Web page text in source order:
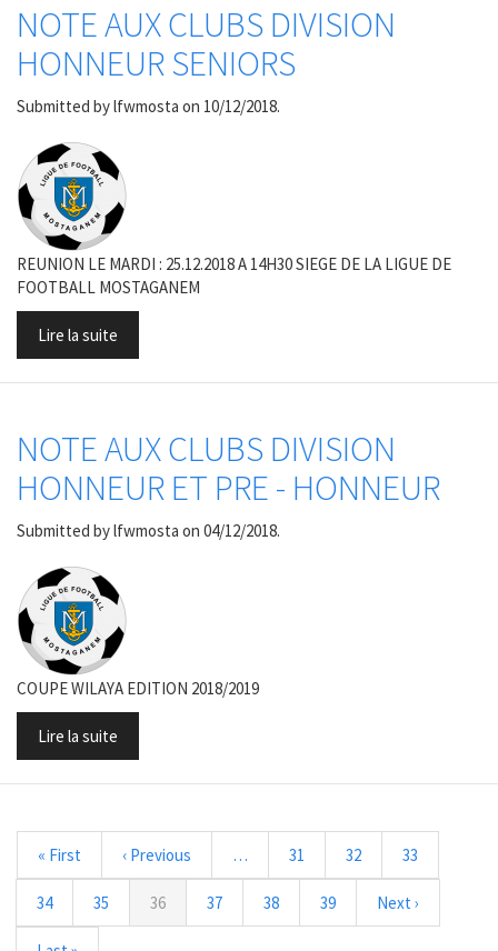
NOTE AUX CLUBS DIVISION
HONNEUR SENIORS
Submitted bylfwmosta on 10/12/2018.
REUNION LE MARDI : 25.12.2018 A 14H30 SIEGE DE LA LIGUE DE
FOOTBALL MOSTAGANEM
Lire la suite
NOTE AUX CLUBS DIVISION
HONNEUR ET PRE - HONNEUR
Submitted bylfwmosta on 04/12/2018.
COUPE WILAYA EDITION 2018/2019
Lire la suite
Pagination
Première
page
« First
Page
précédente
‹ Previous … Page
31 Page
32 Page
33
Page
34 Page
35
Page
courante
36 Page
37 Page
38 Page
39
Page
suivante
Next ›